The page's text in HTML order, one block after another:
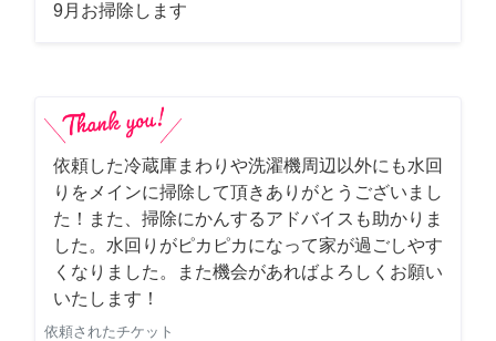
9月お掃除します
依頼した冷蔵庫まわりや洗濯機周辺以外にも水回
りをメインに掃除して頂きありがとうございまし
た！また、掃除にかんするアドバイスも助かりま
した。水回りがピカピカになって家が過ごしやす
くなりました。また機会があればよろしくお願い
いたします！
依頼されたチケット